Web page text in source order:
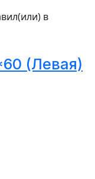
в
(Левая)